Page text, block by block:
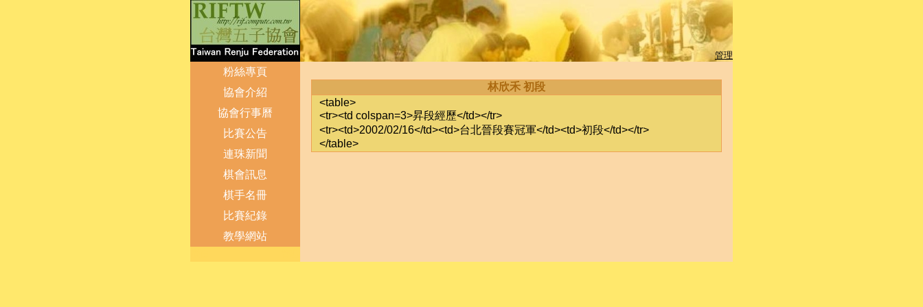
管理
粉絲專頁
協會介紹
協會行事曆
比賽公告
連珠新聞
棋會訊息
棋手名冊
比賽紀錄
教學網站
林欣禾 初段
<table>
<tr><td colspan=3>昇段經歷</td></tr>
<tr><td>2002/02/16</td><td>台北晉段賽冠軍</td><td>初段</td></tr>
</table>